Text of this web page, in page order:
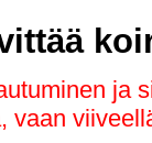
ja
vaan